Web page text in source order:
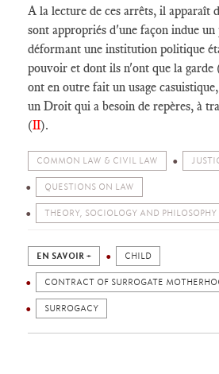
A la lecture de ces arrêts, il apparaît
sont appropriés d'une façon indue
déformant une institution politique
pouvoir et dont ils n'ont que la garde
ont en outre fait un usage
un Droit qui a besoin de repères, à
(II).
COMMON LAW & CIVIL LAW
QUESTIONS ON LAW
THEORY, SOCIOLOGY AND PHILOSOPHY
EN SAVOIR + CHILD
CONTRACT OF SURROGATE
SURROGACY